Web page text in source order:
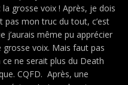
grosse voix ! Après, je dois
pas mon truc du tout, c’est
j’aurais même pu apprécier
grosse voix. Mais faut pas
ne serait plus du Death
CQFD. Après, une